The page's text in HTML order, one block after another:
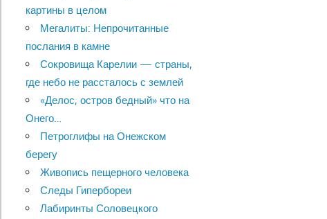
картины в целом
Мегалиты: Непрочитанные
послания в камне
Сокровища Карелии — страны,
где небо не рассталось с землей
«Делос, остров бедный» что на
Онего…
Петроглифы на Онежском
берегу
Живопись пещерного человека
Следы Гипербореи
Лабиринты Соловецкого